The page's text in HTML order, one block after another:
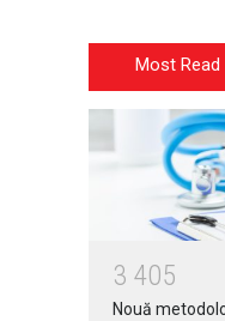
Most Read
3 405
Nouă